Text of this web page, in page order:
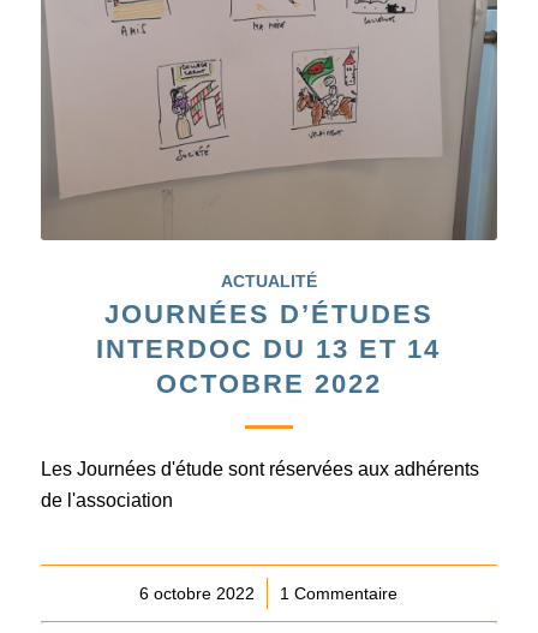
ACTUALITÉ
JOURNÉES D’ÉTUDES
INTERDOC DU 13 ET 14
OCTOBRE 2022
Les Journées d'étude sont réservées aux adhérents
de l'association
6 octobre 2022
/ 1 Commentaire